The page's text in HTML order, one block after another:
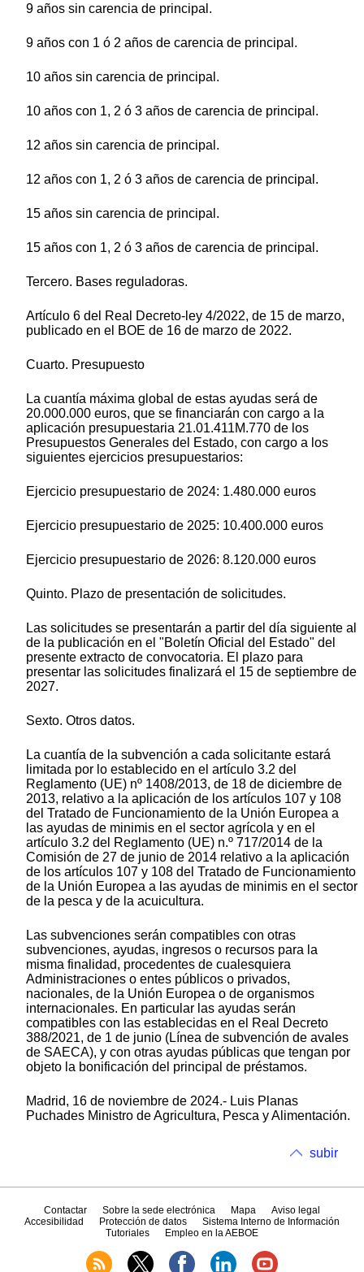
9 años sin carencia de principal.
9 años con 1 ó 2 años de carencia de principal.
10 años sin carencia de principal.
10 años con 1, 2 ó 3 años de carencia de principal.
12 años sin carencia de principal.
12 años con 1, 2 ó 3 años de carencia de principal.
15 años sin carencia de principal.
15 años con 1, 2 ó 3 años de carencia de principal.
Tercero. Bases reguladoras.
Artículo 6 del Real Decreto-ley 4/2022, de 15 de marzo,
publicado en el BOE de 16 de marzo de 2022.
Cuarto. Presupuesto
La cuantía máxima global de estas ayudas será de
20.000.000 euros, que se financiarán con cargo a la
aplicación presupuestaria 21.01.411M.770 de los
Presupuestos Generales del Estado, con cargo a los
siguientes ejercicios presupuestarios:
Ejercicio presupuestario de 2024: 1.480.000 euros
Ejercicio presupuestario de 2025: 10.400.000 euros
Ejercicio presupuestario de 2026: 8.120.000 euros
Quinto. Plazo de presentación de solicitudes.
Las solicitudes se presentarán a partir del día siguiente al
de la publicación en el "Boletín Oficial del Estado" del
presente extracto de convocatoria. El plazo para
presentar las solicitudes finalizará el 15 de septiembre de
2027.
Sexto. Otros datos.
La cuantía de la subvención a cada solicitante estará
limitada por lo establecido en el artículo 3.2 del
Reglamento (UE) nº 1408/2013, de 18 de diciembre de
2013, relativo a la aplicación de los artículos 107 y 108
del Tratado de Funcionamiento de la Unión Europea a
las ayudas de minimis en el sector agrícola y en el
artículo 3.2 del Reglamento (UE) n.º 717/2014 de la
Comisión de 27 de junio de 2014 relativo a la aplicación
de los artículos 107 y 108 del Tratado de Funcionamiento
de la Unión Europea a las ayudas de minimis en el sector
de la pesca y de la acuicultura.
Las subvenciones serán compatibles con otras
subvenciones, ayudas, ingresos o recursos para la
misma finalidad, procedentes de cualesquiera
Administraciones o entes públicos o privados,
nacionales, de la Unión Europea o de organismos
internacionales. En particular las ayudas serán
compatibles con las establecidas en el Real Decreto
388/2021, de 1 de junio (Línea de subvención de avales
de SAECA), y con otras ayudas públicas que tengan por
objeto la bonificación del principal de préstamos.
Madrid, 16 de noviembre de 2024.- Luis Planas
Puchades Ministro de Agricultura, Pesca y Alimentación.
subir
Contactar Sobre la sede electrónica Mapa
Aviso legal
Accesibilidad
Protección de datos
Sistema Interno de Información
Tutoriales
Empleo en la AEBOE